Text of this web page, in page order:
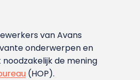
van Avans
onderwerpen en
de mening
(HOP).